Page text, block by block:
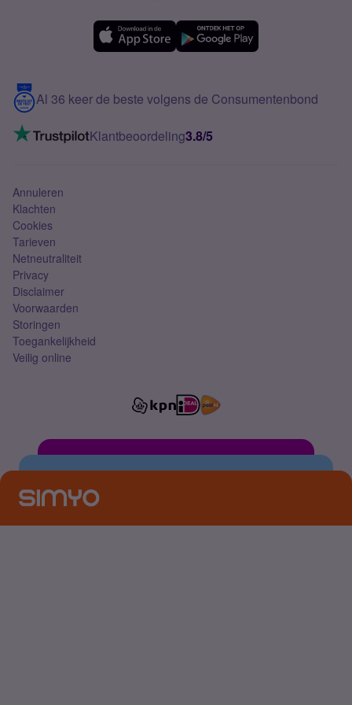
Meerdere nummers
5G internet
Mobiel internet
Mobiel abonnement
Contact
VoLTE 4G bellen
Al 36 keer de beste volgens de Consumentenbond
Klantbeoordeling3.8/5
Annuleren
Klachten
Cookies
Tarieven
Netneutraliteit
Privacy
Disclaimer
Voorwaarden
Storingen
Toegankelijkheid
Veilig online